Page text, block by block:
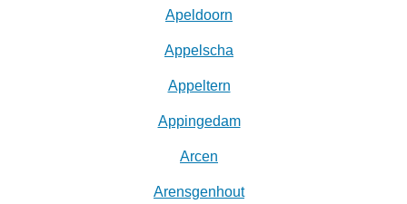
Apeldoorn
Appelscha
Appeltern
Appingedam
Arcen
Arensgenhout